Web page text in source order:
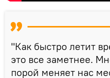
"Как быстро летит
это все заметнее.
порой меняет нас